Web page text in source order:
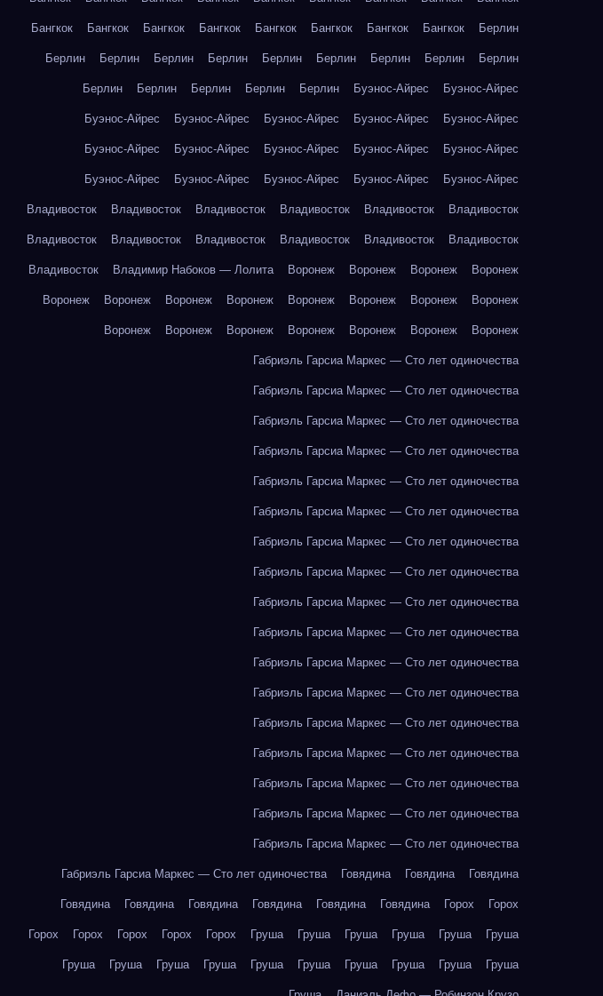
Бангкок Бангкок Бангкок Бангкок Бангкок Бангкок Бангкок Бангкок Берлин
Берлин Берлин Берлин Берлин Берлин Берлин Берлин Берлин Берлин
Берлин Берлин Берлин Берлин Берлин Буэнос-Айрес Буэнос-Айрес
Буэнос-Айрес Буэнос-Айрес Буэнос-Айрес Буэнос-Айрес Буэнос-Айрес
Буэнос-Айрес Буэнос-Айрес Буэнос-Айрес Буэнос-Айрес Буэнос-Айрес
Буэнос-Айрес Буэнос-Айрес Буэнос-Айрес Буэнос-Айрес Буэнос-Айрес
Владивосток Владивосток Владивосток Владивосток Владивосток Владивосток
Владивосток Владивосток Владивосток Владивосток Владивосток Владивосток
Владивосток Владимир Набоков — Лолита Воронеж Воронеж Воронеж Воронеж
Воронеж Воронеж Воронеж Воронеж Воронеж Воронеж Воронеж Воронеж
Воронеж Воронеж Воронеж Воронеж Воронеж Воронеж Воронеж
Габриэль Гарсиа Маркес — Сто лет одиночества
Габриэль Гарсиа Маркес — Сто лет одиночества
Габриэль Гарсиа Маркес — Сто лет одиночества
Габриэль Гарсиа Маркес — Сто лет одиночества
Габриэль Гарсиа Маркес — Сто лет одиночества
Габриэль Гарсиа Маркес — Сто лет одиночества
Габриэль Гарсиа Маркес — Сто лет одиночества
Габриэль Гарсиа Маркес — Сто лет одиночества
Габриэль Гарсиа Маркес — Сто лет одиночества
Габриэль Гарсиа Маркес — Сто лет одиночества
Габриэль Гарсиа Маркес — Сто лет одиночества
Габриэль Гарсиа Маркес — Сто лет одиночества
Габриэль Гарсиа Маркес — Сто лет одиночества
Габриэль Гарсиа Маркес — Сто лет одиночества
Габриэль Гарсиа Маркес — Сто лет одиночества
Габриэль Гарсиа Маркес — Сто лет одиночества
Габриэль Гарсиа Маркес — Сто лет одиночества
Габриэль Гарсиа Маркес — Сто лет одиночества Говядина Говядина Говядина
Говядина Говядина Говядина Говядина Говядина Говядина Горох Горох
Горох Горох Горох Горох Горох Груша Груша Груша Груша Груша Груша
Груша Груша Груша Груша Груша Груша Груша Груша Груша Груша